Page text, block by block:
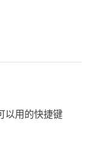
以用的快捷键